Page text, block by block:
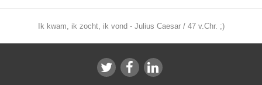
Ik kwam, ik zocht, ik vond - Julius Caesar / 47 v.Chr. ;)